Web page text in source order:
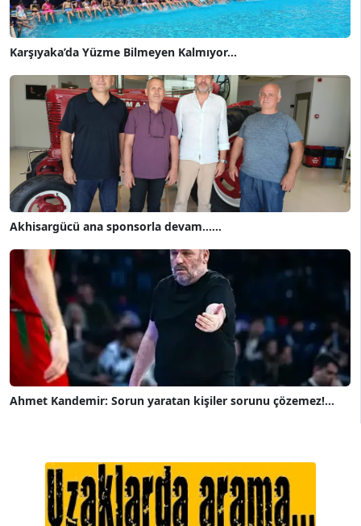
Karşıyaka’da Yüzme Bilmeyen Kalmıyor...
Akhisargücü ana sponsorla devam......
Ahmet Kandemir: Sorun yaratan kişiler sorunu çözemez!...